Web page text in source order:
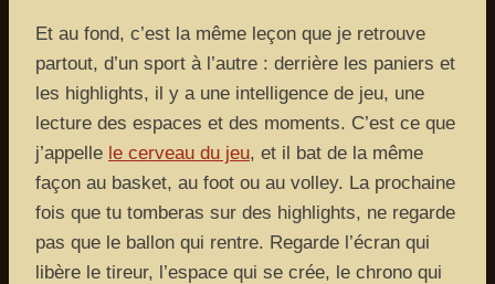
Et au fond, c’est la même leçon que je retrouve
partout, d’un sport à l’autre : derrière les paniers et
les highlights, il y a une intelligence de jeu, une
lecture des espaces et des moments. C’est ce que
j’appelle le cerveau du jeu, et il bat de la même
façon au basket, au foot ou au volley. La prochaine
fois que tu tomberas sur des highlights, ne regarde
pas que le ballon qui rentre. Regarde l’écran qui
libère le tireur, l’espace qui se crée, le chrono qui